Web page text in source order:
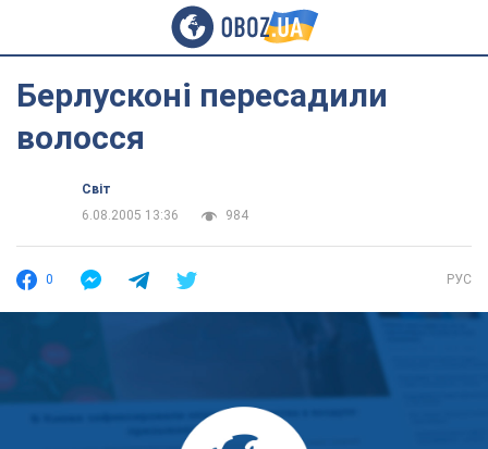
Берлусконі пересадили
волосся
Світ
6.08.2005 13:36
984
0 РУС